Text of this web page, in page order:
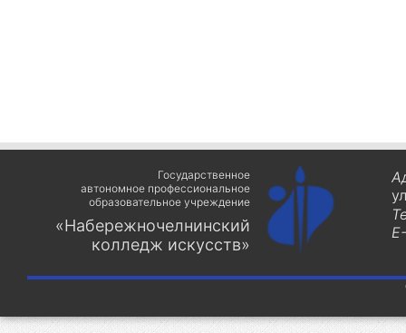
Государственное
автономное профессиональное
образовательное учреждение
«Набережночелнинский
колледж искусств»